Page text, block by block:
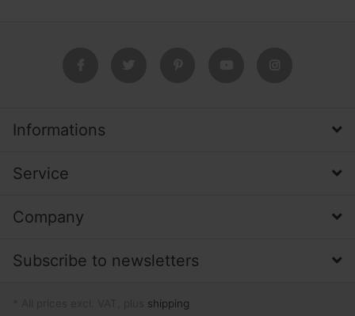
Informations
Service
Company
Subscribe to newsletters
shipping